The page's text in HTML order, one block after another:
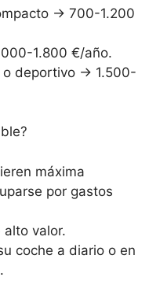
→ 700-1.200
1.800 €/año.
o deportivo → 1.500-
máxima
por gastos
alto valor.
coche a diario o en